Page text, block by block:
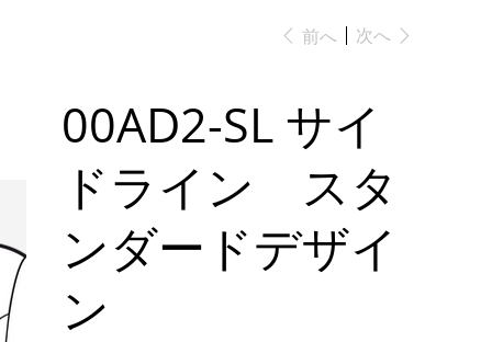
前へ 次へ
00AD2-SL サイ
ドライン スタ
ンダードデザイ
ン